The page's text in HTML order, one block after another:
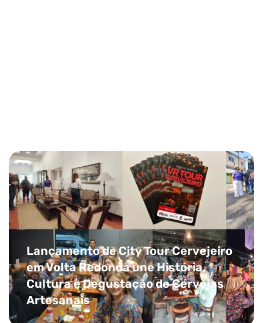
Lançamento de City Tour Cervejeiro
em Volta Redonda une História,
Cultura e Degustação de Cervejas
Artesanais